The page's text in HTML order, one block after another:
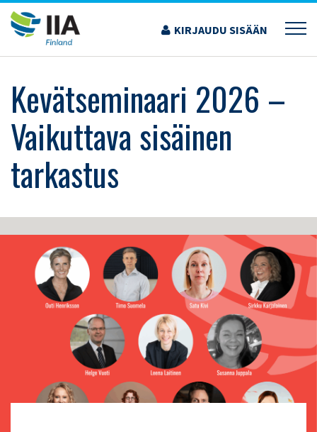
Siirry
sisältöön
KIRJAUDU SISÄÄN
›KOULUTUS JA TAPAHTUMAT
KEVÄTSEMINAARI 2026 – VAIKUTTAVA SISÄINEN
TARKASTUS
Kevätseminaari 2026 –
Vaikuttava sisäinen
tarkastus